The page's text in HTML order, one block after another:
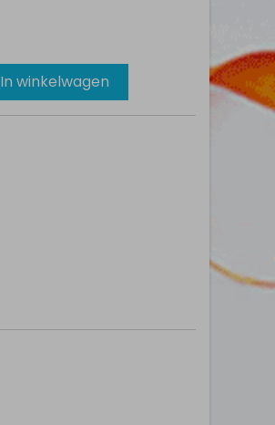
In winkelwagen